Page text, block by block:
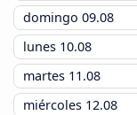
domingo 09.08
lunes 10.08
martes 11.08
miércoles 12.08